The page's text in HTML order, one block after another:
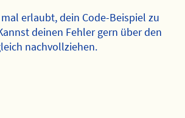
erlaubt, dein Code-Beispiel zu
deinen Fehler gern über den
nachvollziehen.